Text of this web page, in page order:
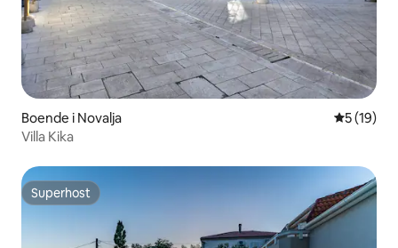
Boende i Novalja 5 av 5 i
5 (19)
Villa Kika
Superhost
Superhost